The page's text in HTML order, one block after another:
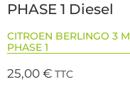
PHASE 1 Diesel
CITROEN BERLINGO 3 M
PHASE 1
25,00€ TTC